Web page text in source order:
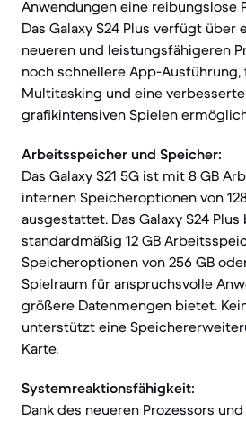
Anwendungen eine reibungslose
Das Galaxy S24 Plus verfügt über
neueren und leistungsfähigeren
noch schnellere App-Ausführung,
Multitasking und eine
grafikintensiven Spielen
Arbeitsspeicher und Speicher:
Das Galaxy S21 5G ist mit 8 GB
internen Speicheroptionen von
ausgestattet. Das Galaxy S24
standardmäßig 12 GB
Speicheroptionen von 256 GB
Spielraum für anspruchsvolle
größere Datenmengen bietet.
unterstützt eine
Karte.
Systemreaktionsfähigkeit:
Dank des neueren Prozessors